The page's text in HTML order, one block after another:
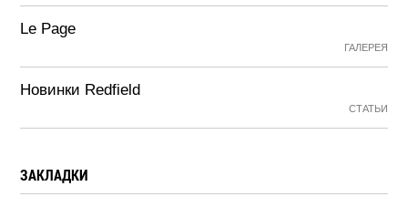
Le Page
ГАЛЕРЕЯ
Новинки Redfield
СТАТЬИ
ЗАКЛАДКИ